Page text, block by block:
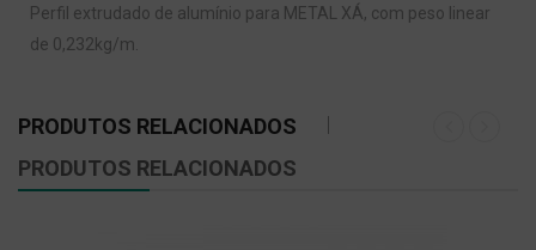
Perfil extrudado de alumínio para METAL XÁ, com peso linear
de 0,232kg/m.
PRODUTOS RELACIONADOS
PRODUTOS RELACIONADOS